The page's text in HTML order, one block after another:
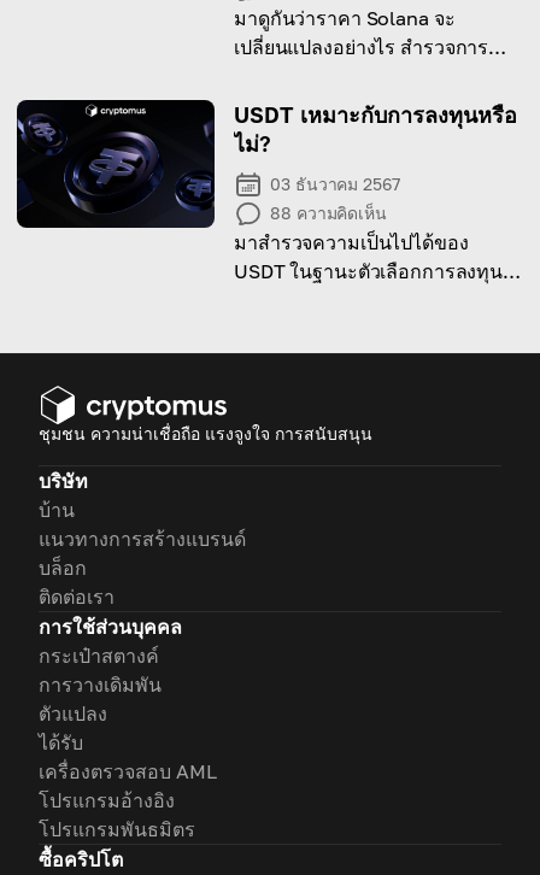
มาดูกันว่าราคา Solana จะ
เปลี่ยนแปลงอย่างไร สำรวจการ
ฉบับสมบูรณ์ของเรา!
USDT เหมาะกับการลงทุนหรือ
ไม่?
03 ธันวาคม 2567
88 ความคิดเห็น
มาสำรวจความเป็นไปได้ของ
USDT ในฐานะตัวเลือกการลงทุน
ชุมชน ความน่าเชื่อถือ แรงจูงใจ การสนับสนุน
บริษัท
บ้าน
แนวทางการสร้างแบรนด์
บล็อก
ติดต่อเรา
การใช้ส่วนบุคคล
กระเป๋าสตางค์
การวางเดิมพัน
ตัวแปลง
ได้รับ
เครื่องตรวจสอบ AML
โปรแกรมอ้างอิง
โปรแกรมพันธมิตร
ซื้อคริปโต